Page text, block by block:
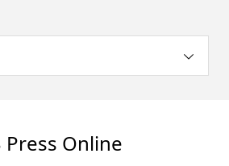
Press Online